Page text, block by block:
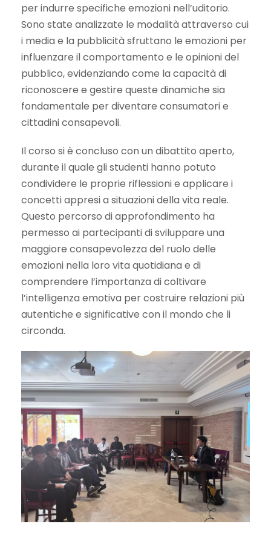
per indurre specifiche emozioni nell’uditorio.
Sono state analizzate le modalità attraverso cui
i media e la pubblicità sfruttano le emozioni per
influenzare il comportamento e le opinioni del
pubblico, evidenziando come la capacità di
riconoscere e gestire queste dinamiche sia
fondamentale per diventare consumatori e
cittadini consapevoli.
Il corso si è concluso con un dibattito aperto,
durante il quale gli studenti hanno potuto
condividere le proprie riflessioni e applicare i
concetti appresi a situazioni della vita reale.
Questo percorso di approfondimento ha
permesso ai partecipanti di sviluppare una
maggiore consapevolezza del ruolo delle
emozioni nella loro vita quotidiana e di
comprendere l’importanza di coltivare
l’intelligenza emotiva per costruire relazioni più
autentiche e significative con il mondo che li
circonda.